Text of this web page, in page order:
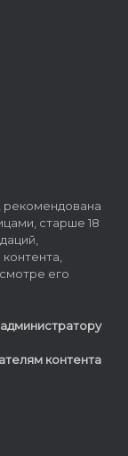
рекомендована
старше 18
его
контента